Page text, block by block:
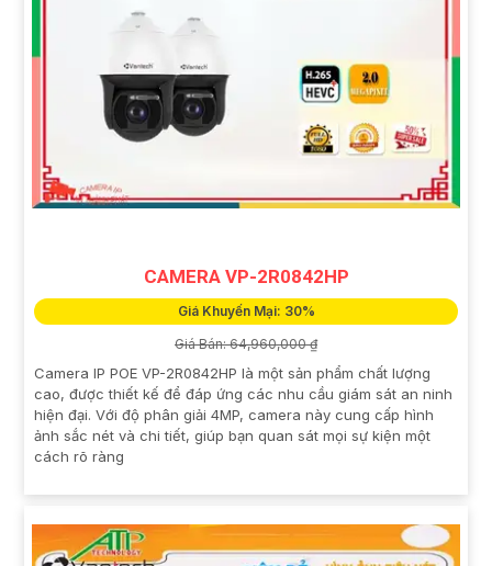
CAMERA VP-2R0842HP
Giá Khuyến Mại: 30%
Giá Bán: 64,960,000 ₫
Camera IP POE VP-2R0842HP là một sản phẩm chất lượng
cao, được thiết kế để đáp ứng các nhu cầu giám sát an ninh
hiện đại. Với độ phân giải 4MP, camera này cung cấp hình
ảnh sắc nét và chi tiết, giúp bạn quan sát mọi sự kiện một
cách rõ ràng